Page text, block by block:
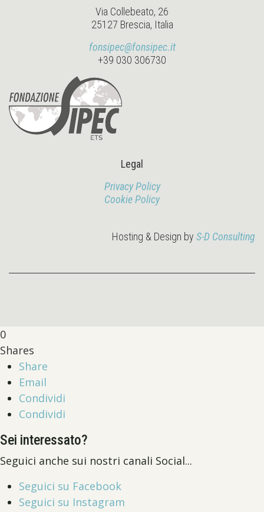
Via Collebeato, 26
25127 Brescia, Italia
fonsipec@fonsipec.it
+39 030 306730
Legal
Privacy Policy
Cookie Policy
Hosting & Design by S-D Consulting
0
Shares
Share
Email
Condividi
Condividi
Sei interessato?
Seguici anche sui nostri canali Social...
Seguici su Facebook
Seguici su Instagram